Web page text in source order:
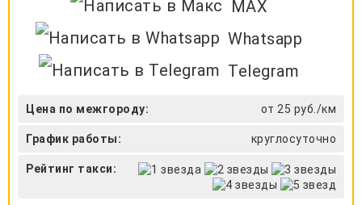
MAX
Whatsapp
Telegram
Цена по межгороду: от 25 руб./км
График работы: круглосуточно
Рейтинг такси: